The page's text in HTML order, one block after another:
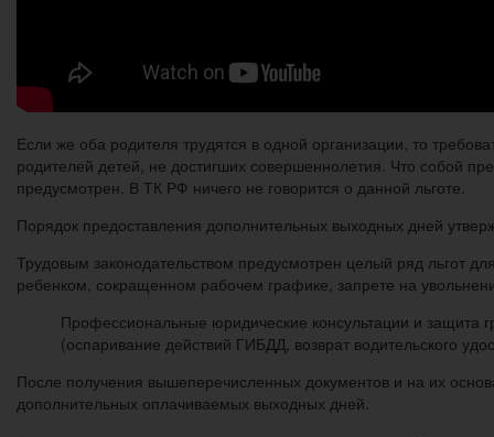
Если же оба родителя трудятся в одной организации, то
родителей детей, не достигших совершеннолетия. Что собой
предусмотрен. В ТК РФ ничего не говорится о данной льготе.
Порядок предоставления дополнительных выходных дней
Трудовым законодательством предусмотрен целый ряд льгот
ребенком, сокращенном рабочем графике, запрете на
Профессиональные юридические консультации и защита
(оспаривание действий ГИБДД, возврат водительского
После получения вышеперечисленных документов и на их
дополнительных оплачиваемых выходных дней.